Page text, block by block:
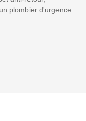
plombier d'urgence